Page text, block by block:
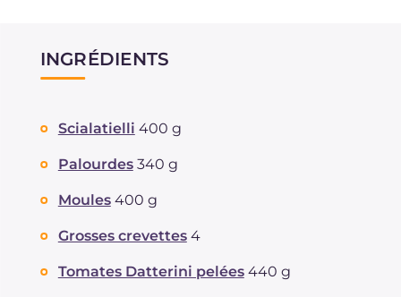
INGRÉDIENTS
Scialatielli 400 g
Palourdes 340 g
Moules 400 g
Grosses crevettes 4
Tomates Datterini pelées 440 g